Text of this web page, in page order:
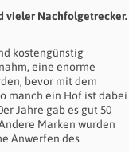
vieler Nachfolgetrecker.
kostengünstig
eine enorme
bevor mit dem
manch ein Hof ist dabei
Jahre gab es gut 50
Marken wurden
Anwerfen des